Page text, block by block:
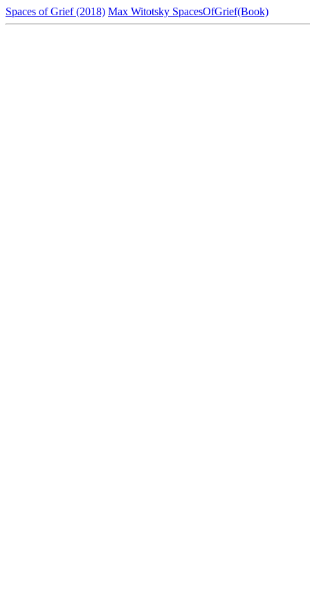
Spaces of Grief (2018) Max Witotsky SpacesOfGrief(Book)